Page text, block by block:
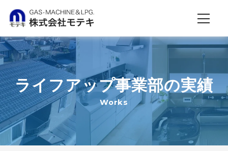
ライフアップ事業部の実績
Works